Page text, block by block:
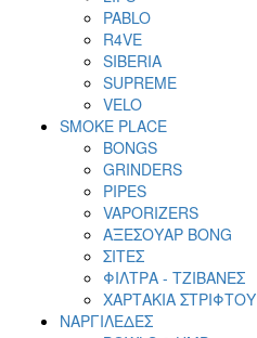
PABLO
R4VE
SIBERIA
SUPREME
VELO
SMOKE PLACE
BONGS
GRINDERS
PIPES
VAPORIZERS
ΑΞΕΣΟΥΑΡ BONG
ΣΙΤΕΣ
ΦΙΛΤΡΑ - ΤΖΙΒΑΝΕΣ
ΧΑΡΤΑΚΙΑ ΣΤΡΙΦΤΟΥ
ΝΑΡΓΙΛΕΔΕΣ